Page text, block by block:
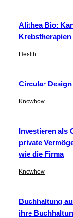
Alithea Bio:
Health
Circular
Knowhow
Investieren als
private
wie die Firma
Knowhow
Buchhaltung
ihre